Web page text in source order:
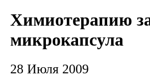
Химиотерапию
микрокапсула
28 Июля 2009